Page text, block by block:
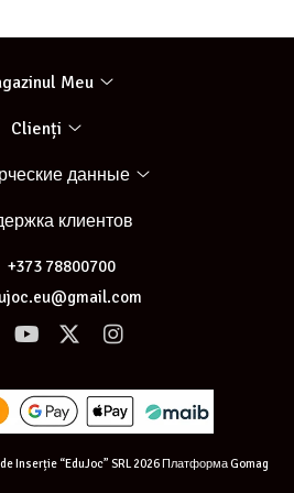
Meu
Clienți
данные
клиентов
+373 78800700
Inserție “EduJoc” SRL 2026 Платформа Gomag